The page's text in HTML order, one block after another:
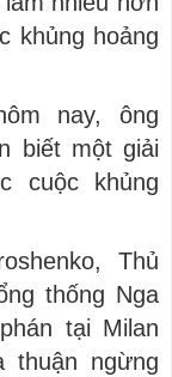
khủng hoảng
nay, ông
biết một giải
cuộc khủng
Thủ
thống Nga
tại Milan
thuận ngừng